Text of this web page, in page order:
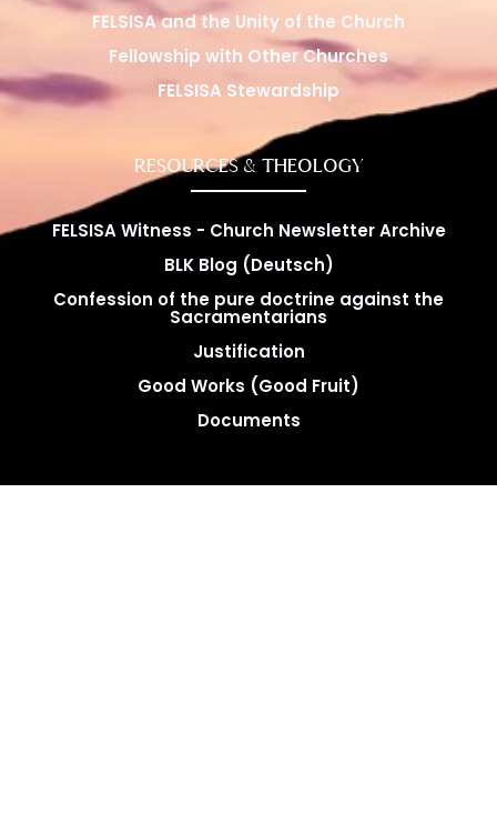
FELSISA and the Unity of the Church
Fellowship with Other Churches
FELSISA Stewardship
RESOURCES & THEOLOGY
FELSISA Witness - Church Newsletter Archive
BLK Blog (Deutsch)
Confession of the pure doctrine against the
Sacramentarians
Justification
Good Works (Good Fruit)
Documents